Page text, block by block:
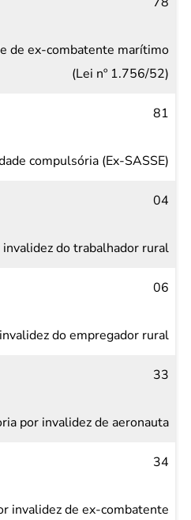
de ex-combatente marítimo
(Lei nº 1.756/52)
81
compulsória (Ex-SASSE)
04
do trabalhador rural
06
do empregador rural
33
por invalidez de aeronauta
34
invalidez de ex-combatente